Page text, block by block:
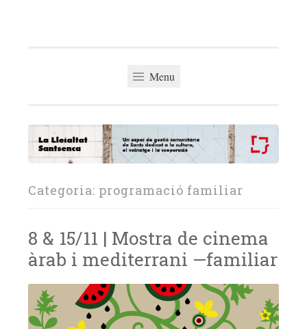
Menu
Categoria: programació familiar
8 & 15/11 | Mostra de cinema
àrab i mediterrani —familiar